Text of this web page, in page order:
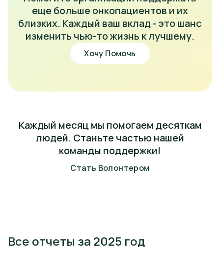
Каждый месяц мы помогаем десяткам
людей. Станьте частью нашей
команды поддержки!
Стать Волонтером
еще больше онкопациентов и их
близких. Каждый ваш вклад - это шанс
изменить чью-то жизнь к лучшему.
Хочу Помочь
Все отчеты за 2025 год